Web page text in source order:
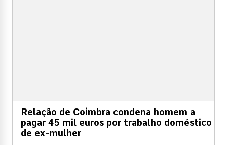
Relação de Coimbra condena homem a
pagar 45 mil euros por trabalho doméstico
de ex-mulher